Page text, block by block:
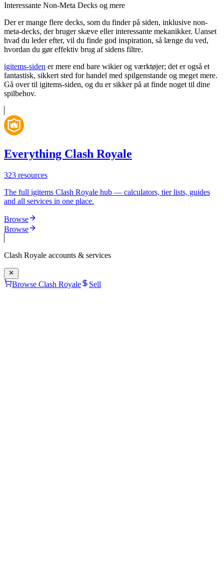
Interessante Non-Meta Decks og mere
Der er mange flere decks, som du finder på siden, inklusive non-
meta-decks, der bruger skæve eller interessante mekanikker. Uanset
hvad du leder efter, vil du finde god inspiration, så længe du ved,
hvordan du gør effektiv brug af sidens filtre.
igitems-siden er mere end bare wikier og værktøjer; det er også et
fantastisk, sikkert sted for handel med spilgenstande og meget mere.
Gå over til igitems-siden, og du er sikker på at finde noget til dine
spilbehov.
Everything Clash Royale
323 resources
The full igitems Clash Royale hub — calculators, tier lists, guides
and all services in one place.
Browse
Browse
Clash Royale accounts & services
Browse Clash Royale Sell